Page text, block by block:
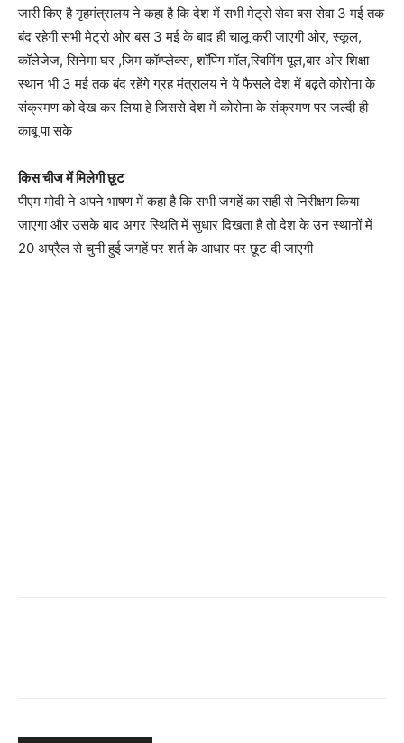
जारी किए है गृहमंत्रालय ने कहा है कि देश में सभी मेट्रो सेवा बस सेवा 3 मई तक
बंद रहेगी सभी मेट्रो ओर बस 3 मई के बाद ही चालू करी जाएगी ओर, स्कूल,
कॉलेजेज, सिनेमा घर ,जिम कॉम्प्लेक्स, शॉपिंग मॉल,स्विमिंग पूल,बार ओर शिक्षा
स्थान भी 3 मई तक बंद रहेंगे ग्रह मंत्रालय ने ये फैसले देश में बढ़ते कोरोना के
संक्रमण को देख कर लिया हे जिससे देश में कोरोना के संक्रमण पर जल्दी ही
काबू पा सके
किस चीज में मिलेगी छूट
पीएम मोदी ने अपने भाषण में कहा है कि सभी जगहें का सही से निरीक्षण किया
जाएगा और उसके बाद अगर स्थिति में सुधार दिखता है तो देश के उन स्थानों में
20 अप्रैल से चुनी हुई जगहें पर शर्त के आधार पर छूट दी जाएगी